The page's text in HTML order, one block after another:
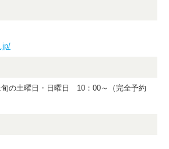
の土曜日・日曜日 10：00～（完全予約